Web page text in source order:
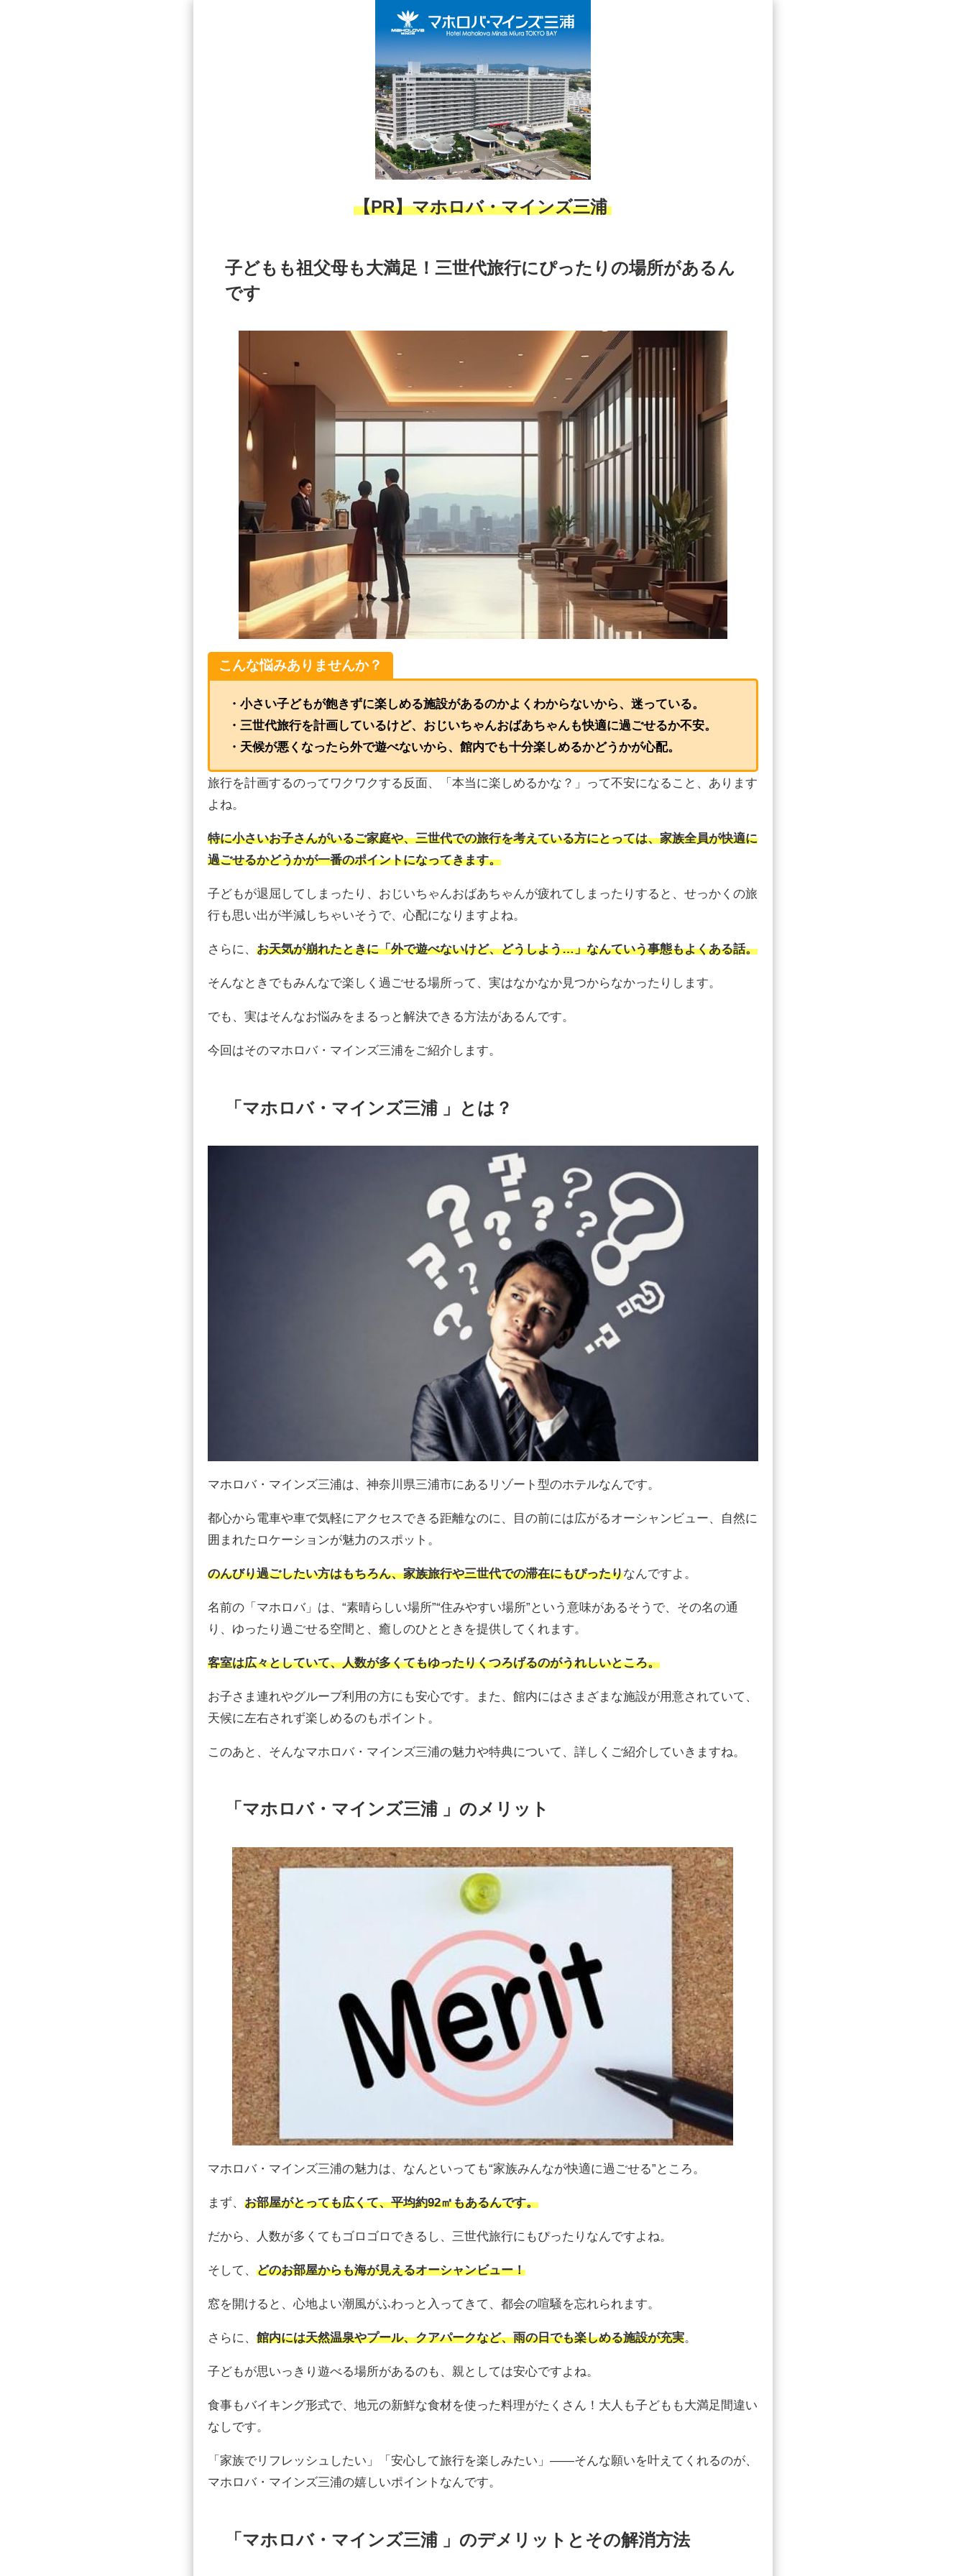
【PR】マホロバ・マインズ三浦
子どもも祖父母も大満足！三世代旅行にぴったりの場所があるん
です
こんな悩みありませんか？
・小さい子どもが飽きずに楽しめる施設があるのかよくわからないから、迷っている。
・三世代旅行を計画しているけど、おじいちゃんおばあちゃんも快適に過ごせるか不安。
・天候が悪くなったら外で遊べないから、館内でも十分楽しめるかどうかが心配。
旅行を計画するのってワクワクする反面、「本当に楽しめるかな？」って不安になること、あります
よね。
特に小さいお子さんがいるご家庭や、三世代での旅行を考えている方にとっては、家族全員が快適に
過ごせるかどうかが一番のポイントになってきます。
子どもが退屈してしまったり、おじいちゃんおばあちゃんが疲れてしまったりすると、せっかくの旅
行も思い出が半減しちゃいそうで、心配になりますよね。
さらに、 お天気が崩れたときに「外で遊べないけど、どうしよう…」なんていう事態もよくある話。
そんなときでもみんなで楽しく過ごせる場所って、実はなかなか見つからなかったりします。
でも、実はそんなお悩みをまるっと解決できる方法があるんです。
今回はそのマホロバ・マインズ三浦をご紹介します。
「マホロバ・マインズ三浦 」とは？
マホロバ・マインズ三浦は、神奈川県三浦市にあるリゾート型のホテルなんです。
都心から電車や車で気軽にアクセスできる距離なのに、目の前には広がるオーシャンビュー、自然に
囲まれたロケーションが魅力のスポット。
のんびり過ごしたい方はもちろん、家族旅行や三世代での滞在にもぴったりなんですよ。
名前の「マホロバ」は、“素晴らしい場所”“住みやすい場所”という意味があるそうで、その名の通
り、ゆったり過ごせる空間と、癒しのひとときを提供してくれます。
客室は広々としていて、人数が多くてもゆったりくつろげるのがうれしいところ。
お子さま連れやグループ利用の方にも安心です。また、館内にはさまざまな施設が用意されていて、
天候に左右されず楽しめるのもポイント。
このあと、そんなマホロバ・マインズ三浦の魅力や特典について、詳しくご紹介していきますね。
「マホロバ・マインズ三浦 」のメリット
マホロバ・マインズ三浦の魅力は、なんといっても“家族みんなが快適に過ごせる”ところ。
まず、 お部屋がとっても広くて、平均約92㎡もあるんです。
だから、人数が多くてもゴロゴロできるし、三世代旅行にもぴったりなんですよね。
そして、 どのお部屋からも海が見えるオーシャンビュー！
窓を開けると、心地よい潮風がふわっと入ってきて、都会の喧騒を忘れられます。
さらに、 館内には天然温泉やプール、クアパークなど、雨の日でも楽しめる施設が充実。
子どもが思いっきり遊べる場所があるのも、親としては安心ですよね。
食事もバイキング形式で、地元の新鮮な食材を使った料理がたくさん！大人も子どもも大満足間違い
なしです。
「家族でリフレッシュしたい」「安心して旅行を楽しみたい」――そんな願いを叶えてくれるのが、
マホロバ・マインズ三浦の嬉しいポイントなんです。
「マホロバ・マインズ三浦 」のデメリットとその解消方法